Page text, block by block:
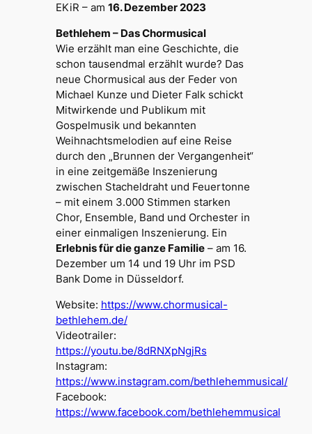
EKiR – am 16. Dezember 2023
Bethlehem – Das Chormusical
Wie erzählt man eine Geschichte, die
schon tausendmal erzählt wurde? Das
neue Chormusical aus der Feder von
Michael Kunze und Dieter Falk schickt
Mitwirkende und Publikum mit
Gospelmusik und bekannten
Weihnachtsmelodien auf eine Reise
durch den „Brunnen der Vergangenheit“
in eine zeitgemäße Inszenierung
zwischen Stacheldraht und Feuertonne
– mit einem 3.000 Stimmen starken
Chor, Ensemble, Band und Orchester in
einer einmaligen Inszenierung. Ein
Erlebnis für die ganze Familie– am 16.
Dezember um 14 und 19 Uhr im PSD
Bank Dome in Düsseldorf.
Website: https://www.chormusical-
bethlehem.de/
Videotrailer:
https://youtu.be/8dRNXpNgjRs
Instagram:
https://www.instagram.com/bethlehemmusical/
Facebook:
https://www.facebook.com/bethlehemmusical